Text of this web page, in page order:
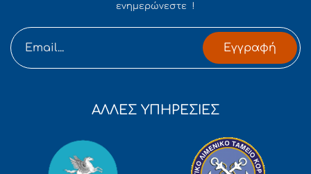
ενημερώνεστε !
Εγγραφή
ΑΛΛΕΣ ΥΠΗΡΕΣΙΕΣ